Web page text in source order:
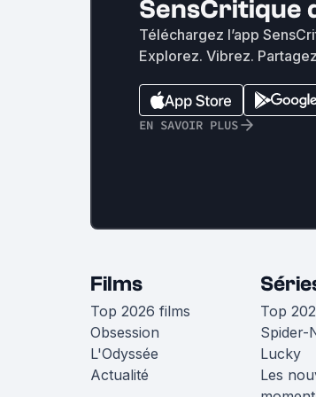
SensCritique
Téléchargez l’app
Explorez. Vibrez.
EN SAVOIR PLUS
Films
Top 2026 films
Obsession
L'Odyssée
Actualité
Top
Spider-
Lucky
Les